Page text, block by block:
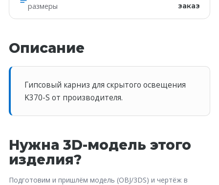
размеры
заказ
Описание
Гипсовый карниз для скрытого освещения
K370-S от производителя.
Нужна 3D-модель этого
изделия?
Подготовим и пришлём модель (OBJ/3DS) и чертёж в